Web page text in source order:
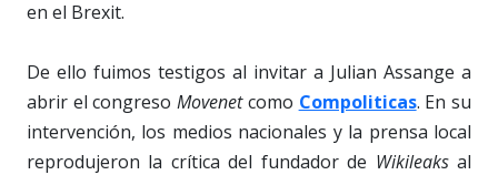
en el Brexit.
De ello fuimos testigos al invitar a Julian Assange a
abrir el congresoMovenetcomo Compoliticas. En su
intervención, los medios nacionales y la prensa local
reprodujeron la crítica del fundador de Wikileaksal